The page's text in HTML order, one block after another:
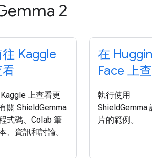
2
Kaggle
上查看更
關 ShieldGemma
式碼、Colab 筆
、資訊和討論。
在
Face 上
執行使用
ShieldGemma
片的範例。